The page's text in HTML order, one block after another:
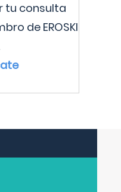
tu consulta
de EROSKI